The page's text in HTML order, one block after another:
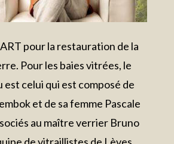
pour la restauration de la
Pour les baies vitrées, le
celui qui est composé de
et de sa femme Pascale
au maître verrier Bruno
de vitraillistes de Lèves